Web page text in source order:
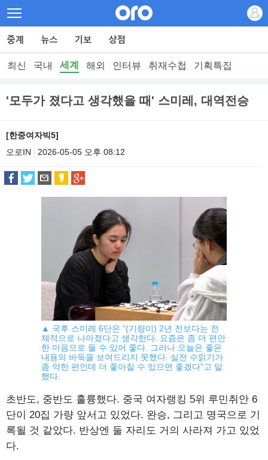
최신 국내 세계 해외 인터뷰 취재수첩 기획특집
'모두가 졌다고 생각했을 때' 스미레, 대역전승
[한중여자빅5]
오로IN
2026-05-05 오후 08:12
▲ 국후 스미레 6단은 “(기량이) 2년 전보다는 전
체적으로 나아졌다고 생각한다. 요즘은 좀 더 편안
한 마음으로 둘 수 있어 좋다. 그러나 오늘은 좋은
내용의 바둑을 보여드리지 못했다. 실전 수읽기가
좀 약한 편인데 더 좋아질 수 있으면 좋겠다”고 말
했다.
초반도, 중반도 훌륭했다. 중국 여자랭킹 5위 루민취안 6
단이 20집 가량 앞서고 있었다. 완승, 그리고 명국으로 기
록될 것 같았다. 반상엔 둘 자리도 거의 사라져 가고 있었
다.